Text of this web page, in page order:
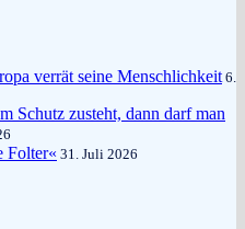
verrät seine Menschlichkeit 6.
Schutz zusteht, dann darf man
Folter« 31. Juli 2026